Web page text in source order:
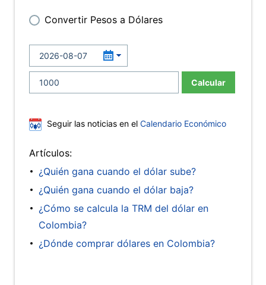
Convertir Pesos a Dólares
Calcular
Seguir las noticias en el Calendario Económico
Artículos:
¿Quién gana cuando el dólar sube?
¿Quién gana cuando el dólar baja?
¿Cómo se calcula la TRM del dólar en
Colombia?
¿Dónde comprar dólares en Colombia?